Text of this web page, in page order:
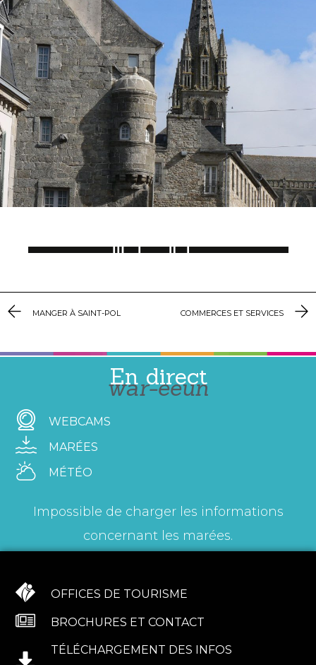
MANGER À SAINT-POL COMMERCES ET SERVICES
En direct
war-eeun
WEBCAMS
MARÉES
MÉTÉO
Impossible de charger les informations
concernant les marées.
OFFICES DE TOURISME
BROCHURES ET CONTACT
TÉLÉCHARGEMENT DES INFOS